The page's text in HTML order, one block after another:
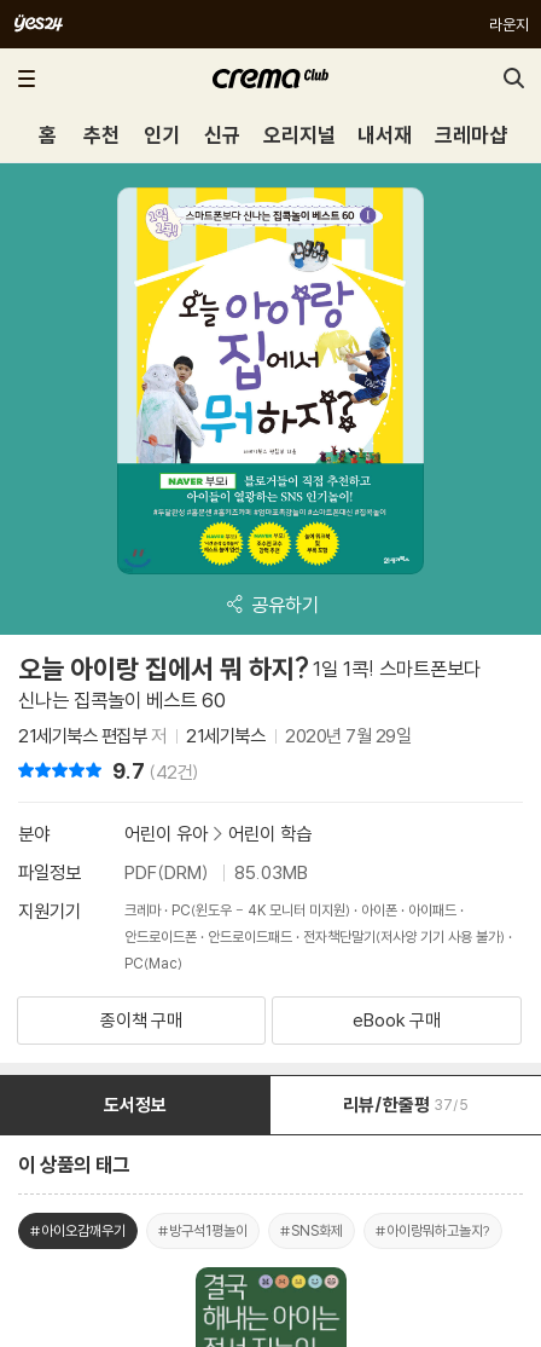
라운지
홈 추천 인기 신규 오리지널 내서재 크레마샵
공유하기
오늘 아이랑 집에서 뭐 하지? 1일 1콕! 스마트폰보다
신나는 집콕놀이 베스트 60
21세기북스 편집부저 21세기북스 2020년 7월 29일
9.7 (42건)
분야 어린이 유아> 어린이 학습
파일정보
PDF(DRM)
85.03MB
지원기기
크레마 PC(윈도우 - 4K 모니터 미지원) 아이폰
아이패드
안드로이드폰
안드로이드패드
전자책단말기(저사양 기기 사용 불가)
PC(Mac)
종이책 구매 eBook 구매
도서정보 리뷰/한줄평 37/5
이 상품의 태그
#아이오감깨우기 #방구석1평놀이 #SNS화제 #아이랑뭐하고놀지?